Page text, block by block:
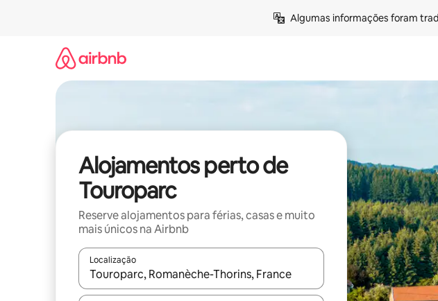
Algumas informações foram
Alojamentos perto de
Touroparc
Reserve alojamentos para férias, casas e muito
mais únicos na Airbnb
Localização
Quando os resultados estiverem disponíveis, navegue com as teclas de seta